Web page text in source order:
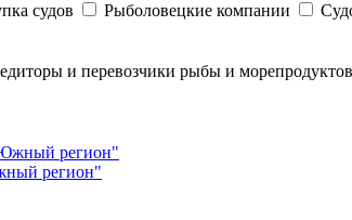
судов Рыболовецкие компании
и перевозчики рыбы и морепродуктов
регион"